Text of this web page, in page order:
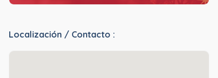
Localización / Contacto :